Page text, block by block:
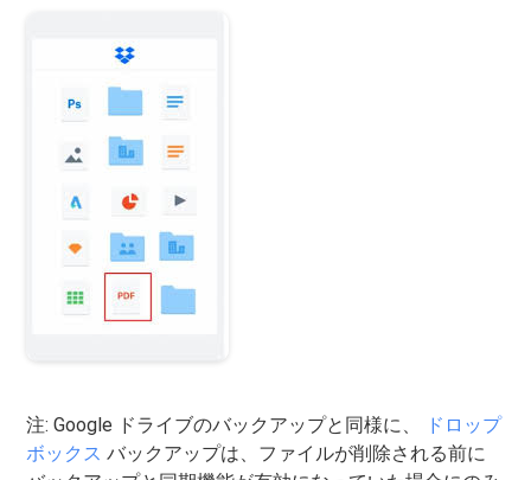
注: Google ドライブのバックアップと同様に、
ドロップ
ボックス バックアップは、ファイルが削除される前に